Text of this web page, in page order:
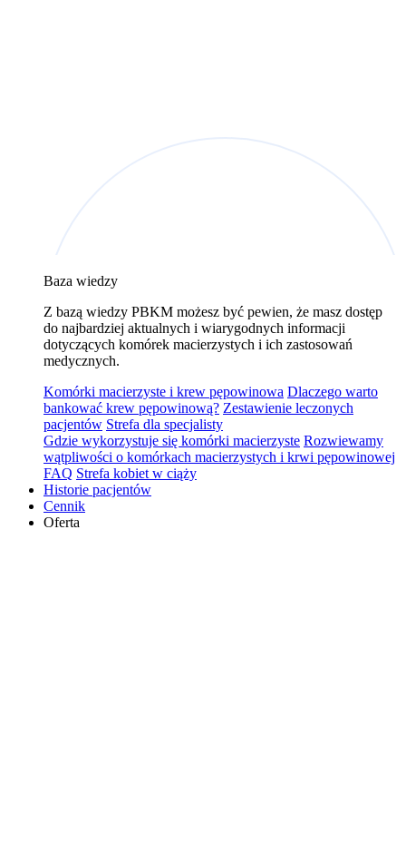
Baza wiedzy
Z bazą wiedzy PBKM możesz być pewien, że masz dostęp
do najbardziej aktualnych i wiarygodnych informacji
dotyczących komórek macierzystych i ich zastosowań
medycznych.
Komórki macierzyste i krew pępowinowa Dlaczego warto
bankować krew pępowinową? Zestawienie leczonych
pacjentów Strefa dla specjalisty
Gdzie wykorzystuje się komórki macierzyste Rozwiewamy
wątpliwości o komórkach macierzystych i krwi pępowinowej
FAQ Strefa kobiet w ciąży
Historie pacjentów
Cennik
Oferta